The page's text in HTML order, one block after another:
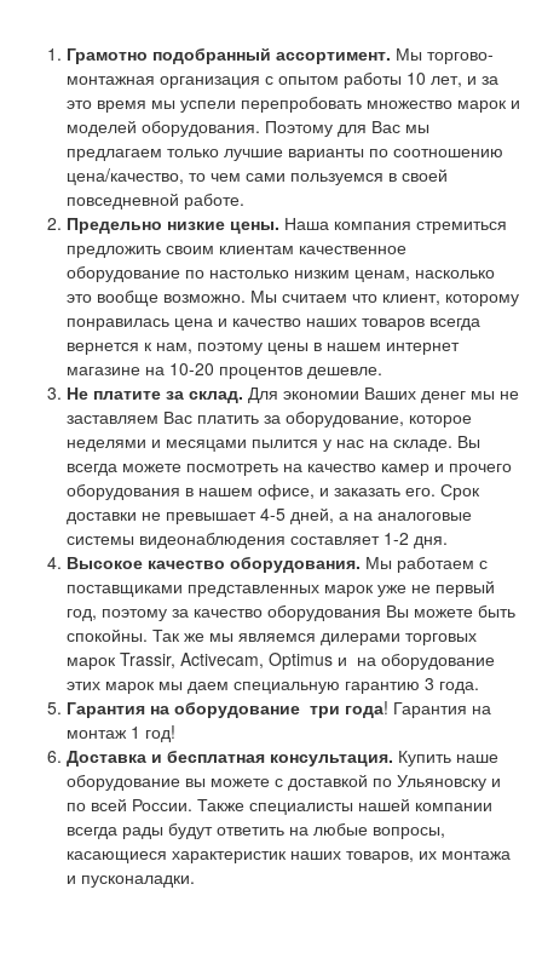
Грамотно подобранный ассортимент. Мы торгово-
монтажная организация с опытом работы 10 лет, и за
это время мы успели перепробовать множество марок и
моделей оборудования. Поэтому для Вас мы
предлагаем только лучшие варианты по соотношению
цена/качество, то чем сами пользуемся в своей
повседневной работе.
Предельно низкие цены. Наша компания стремиться
предложить своим клиентам качественное
оборудование по настолько низким ценам, насколько
это вообще возможно. Мы считаем что клиент, которому
понравилась цена и качество наших товаров всегда
вернется к нам, поэтому цены в нашем интернет
магазине на 10-20 процентов дешевле.
Не платите за склад. Для экономии Ваших денег мы не
заставляем Вас платить за оборудование, которое
неделями и месяцами пылится у нас на складе. Вы
всегда можете посмотреть на качество камер и прочего
оборудования в нашем офисе, и заказать его. Срок
доставки не превышает 4-5 дней, а на аналоговые
системы видеонаблюдения составляет 1-2 дня.
Высокое качество оборудования. Мы работаем с
поставщиками представленных марок уже не первый
год, поэтому за качество оборудования Вы можете быть
спокойны. Так же мы являемся дилерами торговых
марок Trassir, Activecam, Optimus и на оборудование
этих марок мы даем специальную гарантию 3 года.
Гарантия на оборудование три года! Гарантия на
монтаж 1 год!
Доставка и бесплатная консультация. Купить наше
оборудование вы можете с доставкой по Ульяновску и
по всей России. Также специалисты нашей компании
всегда рады будут ответить на любые вопросы,
касающиеся характеристик наших товаров, их монтажа
и пусконаладки.